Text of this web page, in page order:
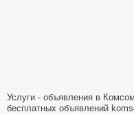
Услуги - объявления в
бесплатных объявлений